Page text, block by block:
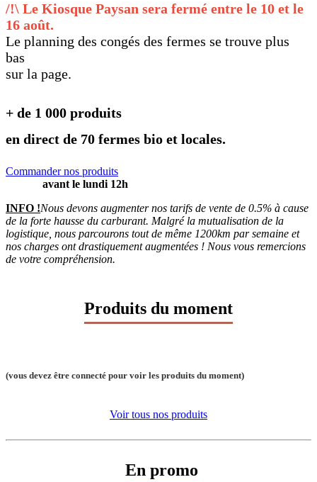
/!\ Le Kiosque Paysan sera fermé entre le 10 et le
16 août.
Le planning des congés des fermes se trouve plus
bas
sur la page.
+ de 1 000 produits
en direct de 70 fermes bio et locales.
Commander nos produits
avant le lundi 12h
INFO !Nous devons augmenter nos tarifs de vente de 0.5% à cause
de la forte hausse du carburant. Malgré la mutualisation de la
logistique, nous parcourons tout de même 1200km par semaine et
nos charges ont drastiquement augmentées ! Nous vous remercions
de votre compréhension.
Produits du moment
(vous devez être connecté pour voir les produits du moment)
Voir tous nos produits
En promo